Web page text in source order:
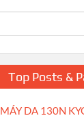
Top Posts &
MÁY DA 130N